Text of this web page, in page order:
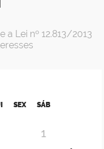
Lei nº 12.813/2013
SEX SÁB
1